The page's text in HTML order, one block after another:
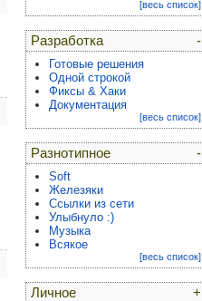
[весь список]
-
Разработка
Готовые решения
Одной строкой
Фиксы & Хаки
Документация
[весь список]
-
Разнотипное
Soft
Железяки
Ссылки из сети
Улыбнуло :)
Музыка
Всякое
[весь список]
+
Личное